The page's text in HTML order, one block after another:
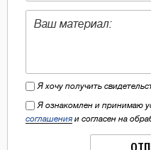
Я хочу получить
Я ознакомлен и принимаю
соглашения и согласен на